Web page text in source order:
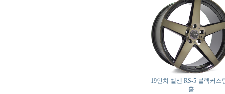
19인치 벨센 RS-5 블랙커스
홀